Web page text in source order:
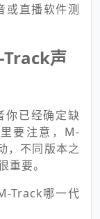
或直播软件测
声
你已经确定缺
要注意，M-
，不同版本之
重要。
Track哪一代